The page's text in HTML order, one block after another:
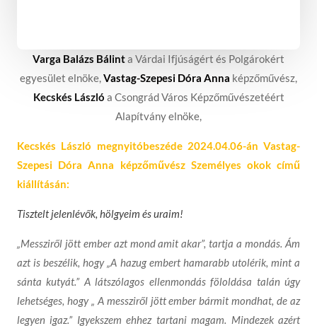
Varga Balázs Bálinta Várdai Ifjúságért és Polgárokért
egyesület elnöke,Vastag-Szepesi Dóra Anna képzőművész,
Kecskés László a Csongrád Város Képzőművészetéért
Alapítvány elnöke,
Kecskés László megnyitóbeszéde 2024.04.06-án Vastag-
Szepesi Dóra Anna képzőművész Személyes okok című
kiállításán:
Tisztelt jelenlévők, hölgyeim és uraim!
„Messziről jött ember azt mond amit akar”, tartja a mondás. Ám
azt is beszélik, hogy „A hazug embert hamarabb utolérik, mint a
sánta kutyát.” A látszólagos ellenmondás föloldása talán úgy
lehetséges, hogy „ A messziről jött ember bármit mondhat, de az
legyen igaz.” Igyekszem ehhez tartani magam. Mindezek azért